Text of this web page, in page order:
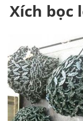
Xích bọc